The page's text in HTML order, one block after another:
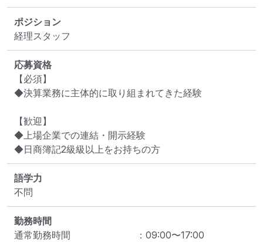
ポジション
経理スタッフ
応募資格
【必須】
◆決算業務に主体的に取り組まれてきた経験
【歓迎】
◆上場企業での連結・開示経験
◆日商簿記2級級以上をお持ちの方
語学力
不問
勤務時間
通常勤務時間
： 09:00〜17:00